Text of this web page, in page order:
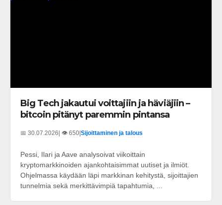
Big Tech jakautui voittajiin ja häviäjiin –
bitcoin pitänyt paremmin pintansa
📅 30.07.2026| 👁️ 650|Sijoittaminen ja talous
Pessi, Ilari ja Aave analysoivat viikoittain
kryptomarkkinoiden ajankohtaisimmat uutiset ja ilmiöt.
Ohjelmassa käydään läpi markkinan kehitystä, sijoittajien
tunnelmia sekä merkittävimpiä tapahtumia, ...